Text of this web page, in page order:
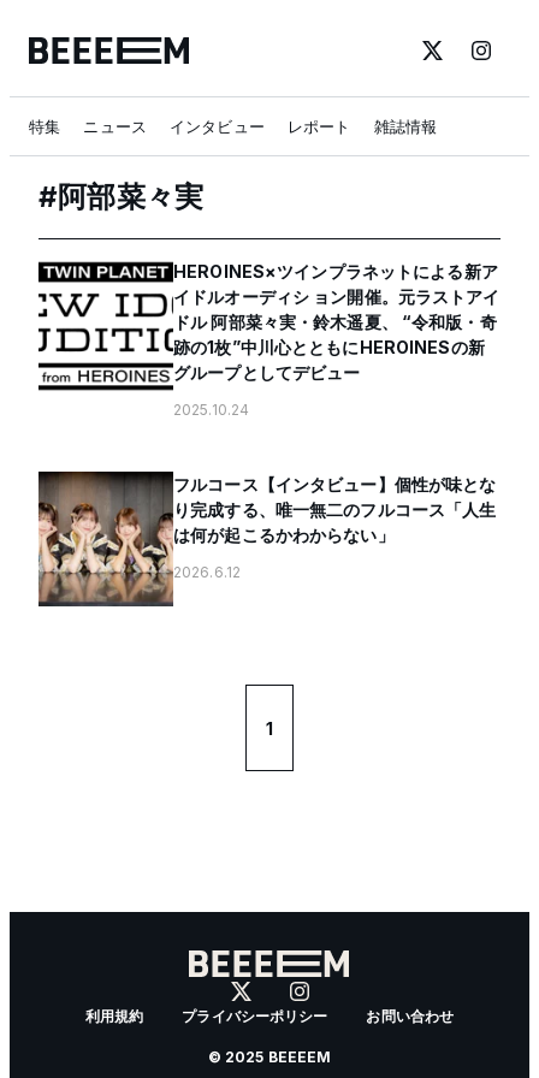
特集 ニュース インタビュー レポート 雑誌情報
#阿部菜々実
HEROINES×ツインプラネットによる新ア
イドルオーディシ ョン開催。元ラストアイ
ドル 阿部菜々実・鈴木遥夏、 “令和版・奇
跡の1枚”中川心とともにHEROINESの新
グループとしてデビュー
2025.10.24
フルコース【インタビュー】個性が味とな
り完成する、唯一無二のフルコース「人生
は何が起こるかわからない」
2026.6.12
1
利用規約 プライバシーポリシー お問い合わせ
© 2025 BEEEEM